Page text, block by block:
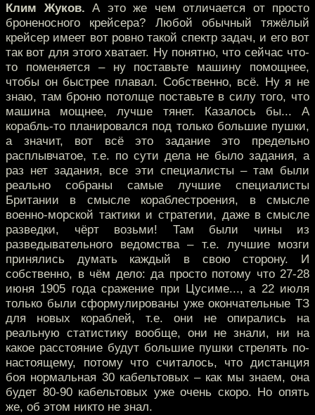
Клим Жуков. А это же чем отличается от просто
броненосного крейсера? Любой обычный тяжёлый
крейсер имеет вот ровно такой спектр задач, и его вот
так вот для этого хватает. Ну понятно, что сейчас что-
то поменяется – ну поставьте машину помощнее,
чтобы он быстрее плавал. Собственно, всё. Ну я не
знаю, там броню потолще поставьте в силу того, что
машина мощнее, лучше тянет. Казалось бы... А
корабль-то планировался под только большие пушки,
а значит, вот всё это задание это предельно
расплывчатое, т.е. по сути дела не было задания, а
раз нет задания, все эти специалисты – там были
реально собраны самые лучшие специалисты
Британии в смысле кораблестроения, в смысле
военно-морской тактики и стратегии, даже в смысле
разведки, чёрт возьми! Там были чины из
разведывательного ведомства – т.е. лучшие мозги
принялись думать каждый в свою сторону. И
собственно, в чём дело: да просто потому что 27-28
июня 1905 года сражение при Цусиме..., а 22 июля
только были сформулированы уже окончательные ТЗ
для новых кораблей, т.е. они не опирались на
реальную статистику вообще, они не знали, ни на
какое расстояние будут большие пушки стрелять по-
настоящему, потому что считалось, что дистанция
боя нормальная 30 кабельтовых – как мы знаем, она
будет 80-90 кабельтовых уже очень скоро. Но опять
же, об этом никто не знал.